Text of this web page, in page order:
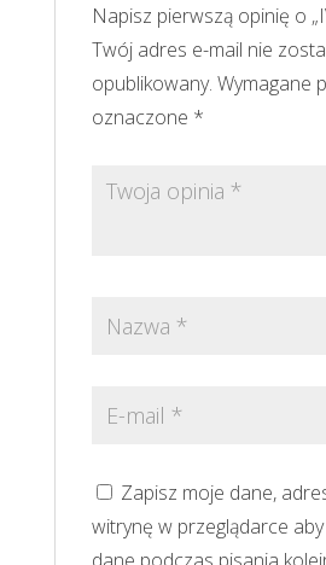
Napisz pierwszą opinię o
Twój adres e-mail nie
opublikowany. Wymagane
oznaczone *
Zapisz moje dane,
witrynę w przeglądarce aby